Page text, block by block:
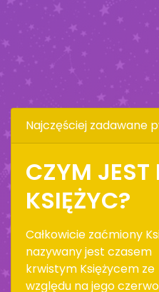
Najczęściej zadawane
CZYM JEST
KSIĘŻYC?
Całkowicie zaćmiony
nazywany jest czasem
krwistym Księżycem ze
względu na jego